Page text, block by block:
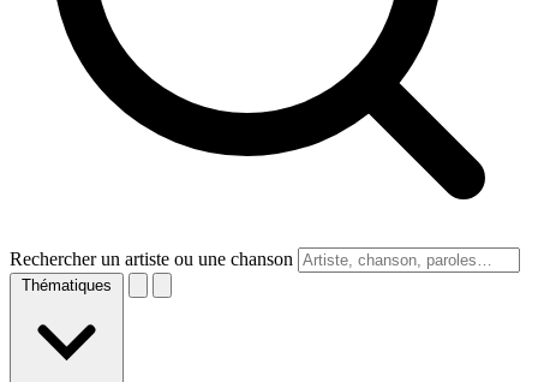
Rechercher un artiste ou une chanson
Thématiques